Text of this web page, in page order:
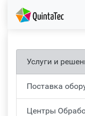
Услуги и
Поставка
Центры